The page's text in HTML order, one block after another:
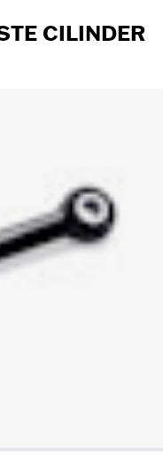
CILINDER